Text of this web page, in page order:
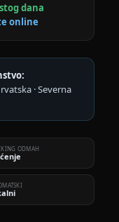
dana
online
· Severna
ODMAH